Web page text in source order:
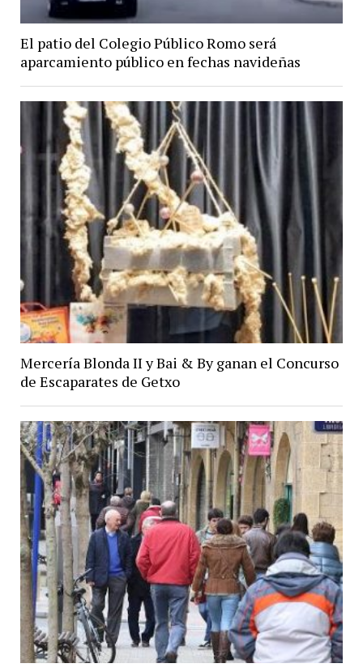
El patio del Colegio Público Romo será
aparcamiento público en fechas navideñas
Mercería Blonda II y Bai & By ganan el Concurso
de Escaparates de Getxo